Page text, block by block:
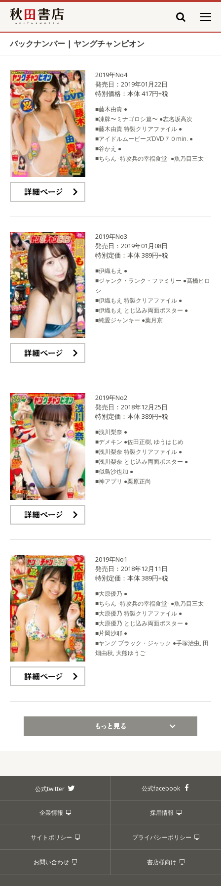
秋田書店
バックナンバー | ヤングチャンピオン
2019年No4
発売日：2019年01月22日
特別価格：本体 417円+税
■藤木由貴 ●
■凍牌〜ミナゴロシ篇〜 ●志名坂高次
■藤木由貴 特製クリアファイル ●
■アイドルムービーズDVD７０min. ●
■谷かえ ●
■ちらん -特攻兵の幸福食堂- ●魚乃目三太
2019年No3
発売日：2019年01月08日
特別定価：本体 389円+税
■伊織もえ ●
■ジャンク・ランク・ファミリー ●髙橋ヒロ
シ
■伊織もえ 特製クリアファイル ●
■伊織もえ とじ込み両面ポスター ●
■純愛ジャンキー ●葉月京
2019年No2
発売日：2018年12月25日
特別定価：本体 389円+税
■浅川梨奈 ●
■デメキン ●佐田正樹, ゆうはじめ
■浅川梨奈 特製クリアファイル ●
■浅川梨奈 とじ込み両面ポスター ●
■似鳥沙也加 ●
■神アプリ ●栗原正尚
2019年No1
発売日：2018年12月11日
特別定価：本体 389円+税
■大原優乃 ●
■ちらん -特攻兵の幸福食堂- ●魚乃目三太
■大原優乃 特製クリアファイル ●
■大原優乃 とじ込み両面ポスター ●
■片岡沙耶 ●
■ヤング ブラック・ジャック ●手塚治虫, 田
畑由秋, 大熊ゆうご
公式twitter 公式facebook
企業情報 採用情報
サイトポリシー プライバシーポリシー
お問い合わせ 書店様向け